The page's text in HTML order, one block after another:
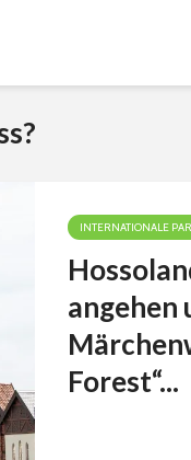
INTERNATIONALE
angehen
Forest“...